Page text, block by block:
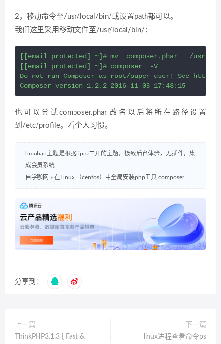
2，移动命令至/usr/local/bin/或设置path都可以。
我们这里采用移动文件至/usr/local/bin/：
[[email protected] ~]# mv  composer.phar   /usr/
[[email protected] ~]# composer  -V
Do not run Composer as root/super user! See
也可以尝试composer.phar 改名以后将所在路径设置
到/etc/profile。看个人习惯。
hmoban主题是根据ripro二开的主题，极致后台体验，无插件，集
成会员系统
自学咖网 » 在Linux （centos）中全局安装php工具 composer
分享到：
上一篇
ThinkPHP3.1.3 { Fast &
下一篇
linux进程查看命令ps